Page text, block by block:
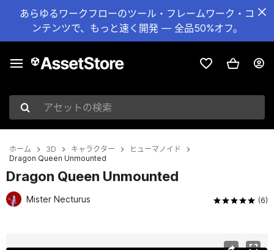
あらゆるワークフローのツール・フレームワーク・コ
ンテンツで、もっと速く開発 — 全品50%オフ。
アセットの検索
ホーム 3D キャラクター
ヒューマノイド
Dragon Queen Unmounted
Dragon Queen Unmounted
Mister Necturus (6)